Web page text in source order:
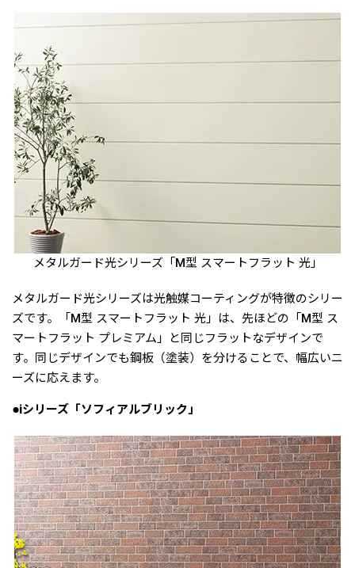
メタルガード光シリーズ「M型 スマートフラット 光」
メタルガード光シリーズは光触媒コーティングが特徴のシリー
ズです。「M型 スマートフラット 光」は、先ほどの「M型 ス
マートフラット プレミアム」と同じフラットなデザインで
す。同じデザインでも鋼板（塗装）を分けることで、幅広いニ
ーズに応えます。
●iシリーズ「ソフィアルブリック」